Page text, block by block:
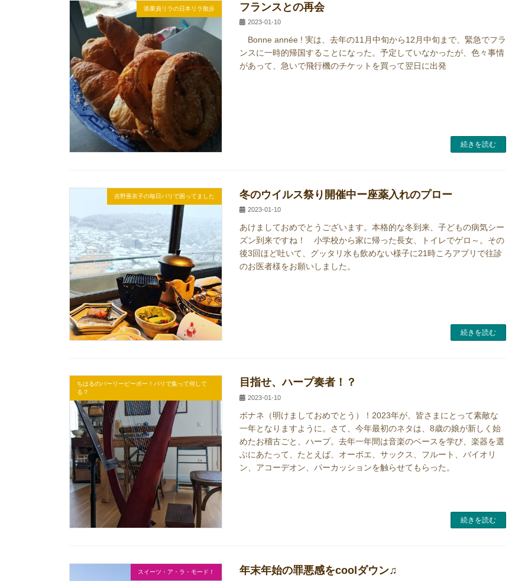
添乗員リラの日本リラ散歩 フランスとの再会
2023-01-10
Bonne année ! 実は、去年の11月中旬から12月中旬まで、緊急でフラ
ンスに一時的帰国することになった。予定していなかったが、色々事情
があって、急いで飛行機のチケットを買って翌日に出発
続きを読む
吉野亜衣子の毎日パリで困ってました 冬のウイルス祭り開催中ー座薬入れのプロー
2023-01-10
あけましておめでとうございます。本格的な冬到来、子どもの病気シー
ズン到来ですね！ 小学校から家に帰った長女、トイレでゲロ～。その
後3回ほど吐いて、グッタリ水も飲めない様子に21時ころアプリで往診
のお医者様をお願いしました。
続きを読む
ちはるのパーリーピーポー！パリで集って何して
る？
目指せ、ハープ奏者！？
2023-01-10
ボナネ（明けましておめでとう）！2023年が、皆さまにとって素敵な
一年となりますように。さて、今年最初のネタは、8歳の娘が新しく始
めたお稽古ごと、ハープ。去年一年間は音楽のベースを学び、楽器を選
ぶにあたって、たとえば、オーボエ、サックス、フルート、バイオリ
ン、アコーデオン、パーカッションを触らせてもらった。
続きを読む
スイーツ・ア・ラ・モード！ 年末年始の罪悪感をcoolダウン♫